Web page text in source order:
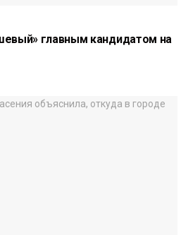
главным кандидатом на